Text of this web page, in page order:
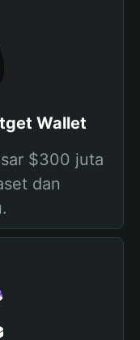
Wallet
$300 juta
dan